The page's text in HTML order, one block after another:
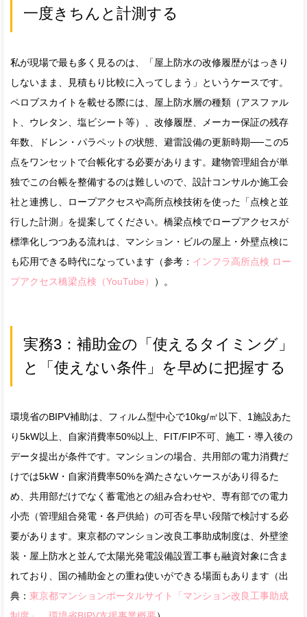
一度きちんと計測する
私が現場で最も多く見るのは、「屋上防水の改修履歴がはっきり
しないまま、見積もり比較に入ってしまう」というケースです。
ペロブスカイトを載せる際には、屋上防水層の種類（アスファル
ト、ウレタン、塩ビシート等）、改修履歴、メーカー保証の残存
年数、ドレン・パラペットの状態、避雷設備の更新時期──この5
点をワンセットで台帳化する必要があります。建物管理組合が単
独でこの台帳を整備するのは難しいので、設計コンサルか施工会
社と連携し、ロープアクセスや高所点検技術を使った「点検と並
行した計測」を提案してください。橋梁点検でロープアクセスが
標準化しつつある流れは、マンション・ビルの屋上・外壁点検に
も応用できる時代になっています（参考： インフラ高所点検 ロー
プアクセス橋梁点検（YouTube）
）。
実務3：補助金の「使えるタイミング」
と「使えない条件」を早めに把握する
環境省のBIPV補助は、フィルム型中心で10kg/㎡以下、1施設あた
り5kW以上、自家消費率50%以上、FIT/FIP不可、施工・導入後の
データ提出が条件です。マンションの場合、共用部の電力消費だ
けでは5kW・自家消費率50%を満たさないケースがあり得るた
め、共用部だけでなく蓄電池との組み合わせや、専有部での電力
小売（管理組合発電・各戸供給）の可否を早い段階で検討する必
要があります。東京都のマンション改良工事助成制度は、外壁塗
装・屋上防水と並んで太陽光発電設備設置工事も融資対象に含ま
れており、国の補助金との重ね使いができる場面もあります（出
典： 東京都マンションポータルサイト「マンション改良工事助成